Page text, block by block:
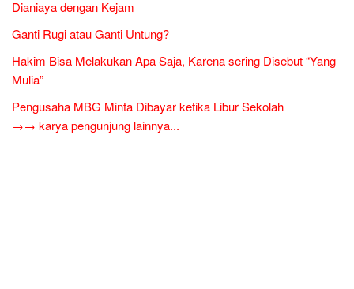
Dianiaya dengan Kejam
Ganti Rugi atau Ganti Untung?
Hakim Bisa Melakukan Apa Saja, Karena sering Disebut “Yang
Mulia”
Pengusaha MBG Minta Dibayar ketika Libur Sekolah
→→ karya pengunjung lainnya...